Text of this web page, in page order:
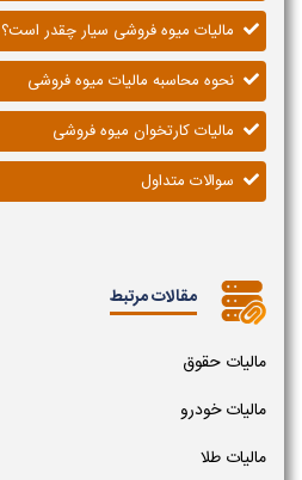
مالیات میوه فروشی سیار چقدر است؟
نحوه محاسبه مالیات میوه فروشی
مالیات کارتخوان میوه فروشی
سوالات متداول
مقالات مرتبط
مالیات حقوق
مالیات خودرو
مالیات طلا